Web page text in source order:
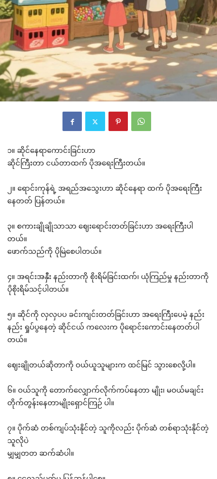
၁။ ဆိုင်နေရာကောင်းခြင်းဟာ
ဆိုင်ကြီးတာ ငယ်တာထက် ပိုအရေးကြီးတယ်။
၂။ ရောင်းကုန်ရဲ့ အရည်အသွေးဟာ ဆိုင်နေရာ ထက် ပိုအရေးကြီး
နေတတ် ပြန်တယ်။
၃။ စကားချိုချိုသာသာ ဈေးရောင်းတတ်ခြင်းဟာ အရေးကြီးပါ
တယ်။
ဖောက်သည်ကို ပိုမြဲစေပါတယ်။
၄။ အရင်းအနှီး နည်းတာကို စိုးရိမ်ခြင်းထက်၊ ယုံကြည်မှု နည်းတာကို
ပိုစိုးရိမ်သင့်ပါတယ်။
၅။ ဆိုင်ကို လှလှပပ ခင်းကျင်းတတ်ခြင်းဟာ အရေးကြီးပေမဲ့ နည်း
နည်း ရှုပ်ပွနေတဲ့ ဆိုင်ငယ် ကလေးက ပိုရောင်းကောင်းနေတတ်ပါ
တယ်။
ဈေးချိုတယ်ဆိုတာကို ဝယ်ယူသူများက ထင်မြင် သွားစေလို့ပါ။
၆။ ဝယ်သူကို တောက်လျှောက်လိုက်ကပ်နေတာ မျိုး၊ မဝယ်မချင်း
တိုက်တွန်းနေတာမျိုးရှောင်ကြဉ် ပါ။
၇။ ပိုက်ဆံ တစ်ကျပ်သုံးနိုင်တဲ့ သူကိုလည်း ပိုက်ဆံ တစ်ရာသုံးနိုင်တဲ့
သူလိုပဲ
မျှမျှတတ ဆက်ဆံပါ။